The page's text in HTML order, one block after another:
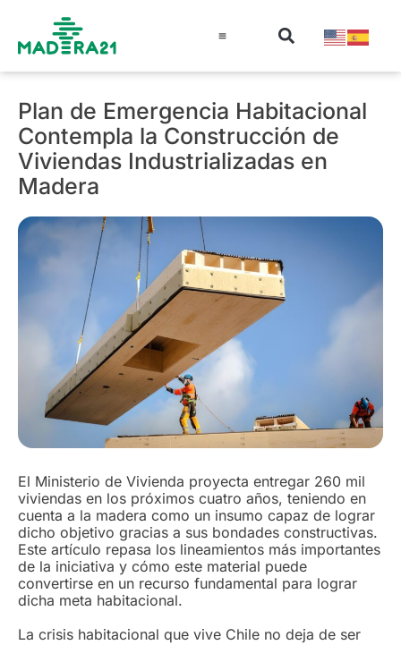
Plan de Emergencia Habitacional
Contempla la Construcción de
Viviendas Industrializadas en
Madera
El Ministerio de Vivienda proyecta entregar 260 mil
viviendas en los próximos cuatro años, teniendo en
cuenta a la madera como un insumo capaz de lograr
dicho objetivo gracias a sus bondades constructivas.
Este artículo repasa los lineamientos más importantes
de la iniciativa y cómo este material puede
convertirse en un recurso fundamental para lograr
dicha meta habitacional.
La crisis habitacional que vive Chile no deja de ser